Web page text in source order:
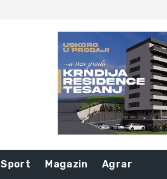
Sport Magazin Agrar